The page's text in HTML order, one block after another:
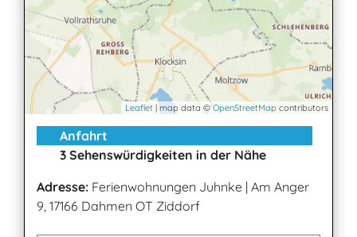
Leaflet | map data ©OpenStreetMap contributors
Anfahrt
3 Sehenswürdigkeiten in der Nähe
Adresse: Ferienwohnungen Juhnke | Am Anger
9, 17166 Dahmen OT Ziddorf